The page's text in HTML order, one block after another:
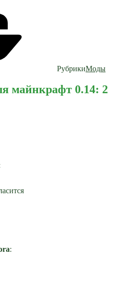
РубрикиМоды
майнкрафт 0.14: 2
: